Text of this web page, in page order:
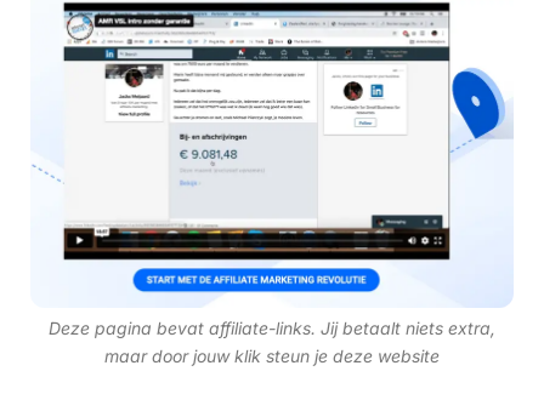
Deze pagina bevat affiliate-links. Jij betaalt niets extra,
maar door jouw klik steun je deze website